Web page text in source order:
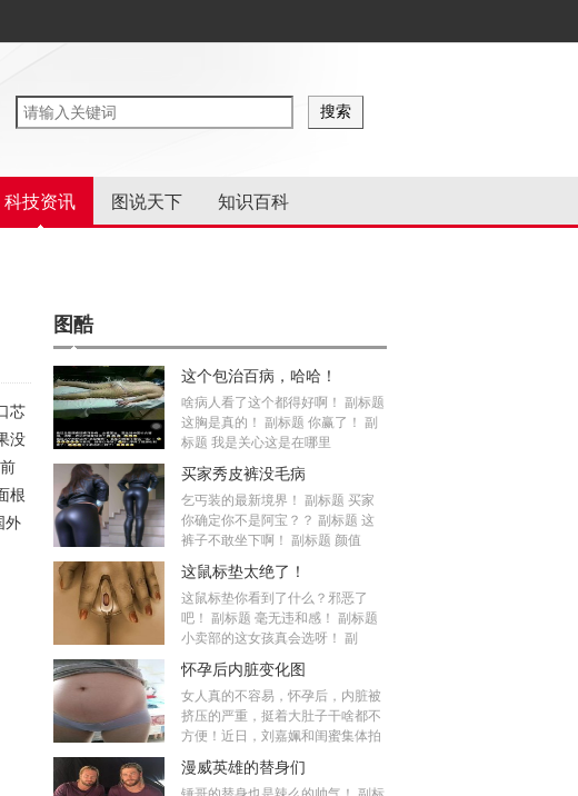
科技资讯 图说天下 知识百科
芯
没
根
外
图酷
这个包治百病，哈哈！
啥病人看了这个都得好啊！ 副标题
这胸是真的！ 副标题 你赢了！ 副
标题 我是关心这是在哪里
买家秀皮裤没毛病
乞丐装的最新境界！ 副标题 买家
你确定你不是阿宝？？ 副标题 这
裤子不敢坐下啊！ 副标题 颜值
这鼠标垫太绝了！
这鼠标垫你看到了什么？邪恶了
吧！ 副标题 毫无违和感！ 副标题
小卖部的这女孩真会选呀！ 副
怀孕后内脏变化图
女人真的不容易，怀孕后，内脏被
挤压的严重，挺着大肚子干啥都不
方便！近日，刘嘉姵和闺蜜集体拍
漫威英雄的替身们